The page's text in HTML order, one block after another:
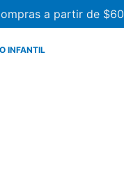
a partir de $60
INFANTIL